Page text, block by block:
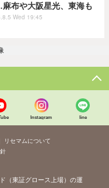
布や大阪星光、東海も
Wed 19:45
Instagram line
リセマムについて
（東証グロース上場）の運